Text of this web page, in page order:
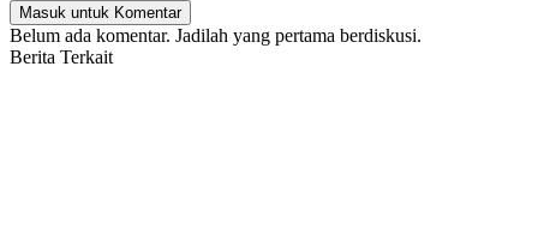
Masuk untuk Komentar
Belum ada komentar. Jadilah yang pertama berdiskusi.
Berita Terkait